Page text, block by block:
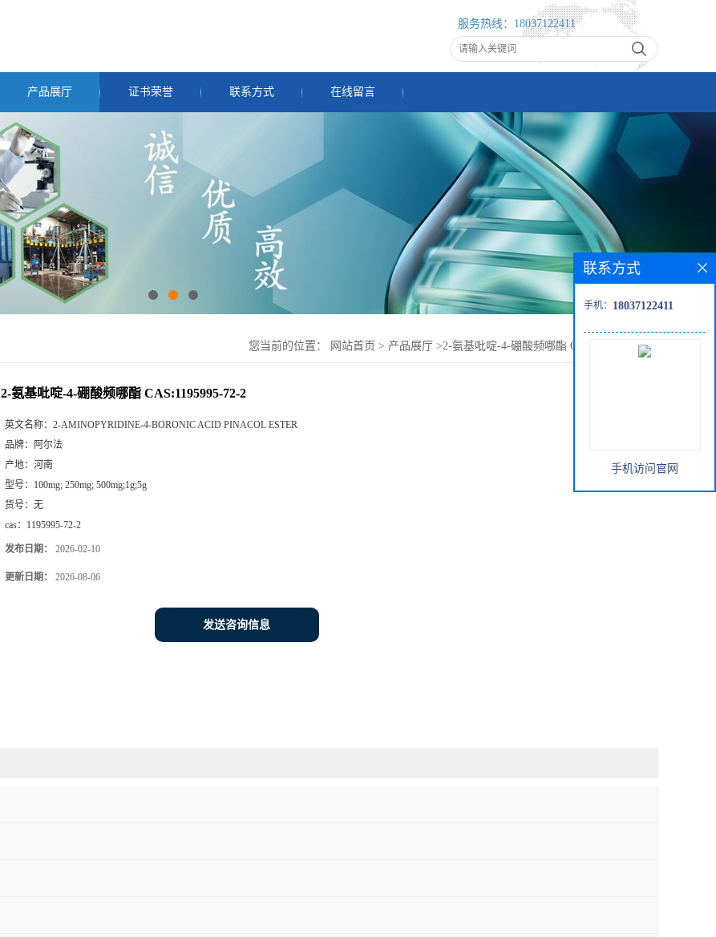
服务热线： 18037122411
产品展厅 证书荣誉 联系方式 在线留言
您当前的位置： 网站首页 > 产品展厅 >2-氨基吡啶-4-硼酸频哪酯 CAS:1195995-72-2
2-氨基吡啶-4-硼酸频哪酯 CAS:1195995-72-2
英文名称： 2-AMINOPYRIDINE-4-BORONIC ACID PINACOL ESTER
品牌：
阿尔法
产地： 河南
型号： 100mg; 250mg; 500mg;1g;5g
货号： 无
cas： 1195995-72-2
发布日期： 2026-02-10
更新日期： 2026-08-06
发送咨询信息
联系方式
手机： 18037122411
手机访问官网